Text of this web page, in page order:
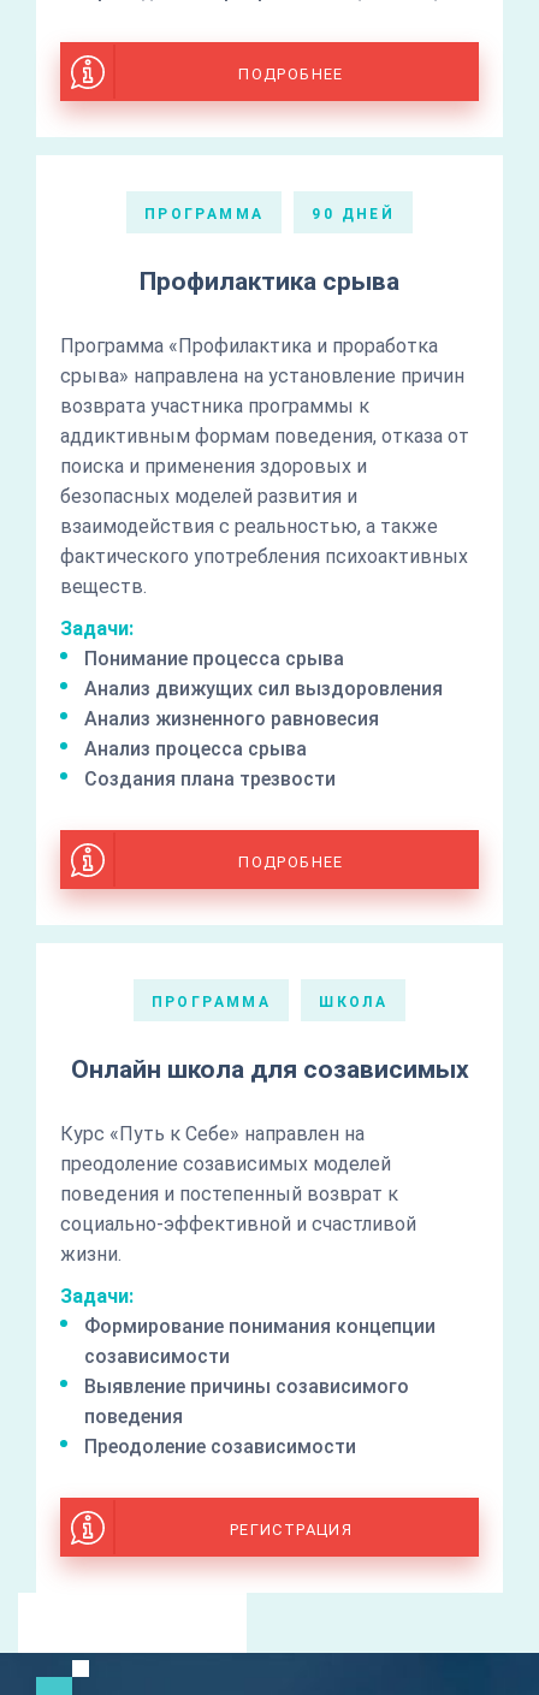
ПОДРОБНЕЕ
ПРОГРАММА 90 ДНЕЙ
Профилактика срыва
Программа «Профилактика и проработка
срыва» направлена на установление причин
возврата участника программы к
аддиктивным формам поведения, отказа от
поиска и применения здоровых и
безопасных моделей развития и
взаимодействия с реальностью, а также
фактического употребления психоактивных
веществ.
Задачи:
Понимание процесса срыва
Анализ движущих сил выздоровления
Анализ жизненного равновесия
Анализ процесса срыва
Создания плана трезвости
ПОДРОБНЕЕ
ПРОГРАММА ШКОЛА
Онлайн школа для созависимых
Курс «Путь к Себе» направлен на
преодоление созависимых моделей
поведения и постепенный возврат к
социально-эффективной и счастливой
жизни.
Задачи:
Формирование понимания концепции
созависимости
Выявление причины созависимого
поведения
Преодоление созависимости
РЕГИСТРАЦИЯ